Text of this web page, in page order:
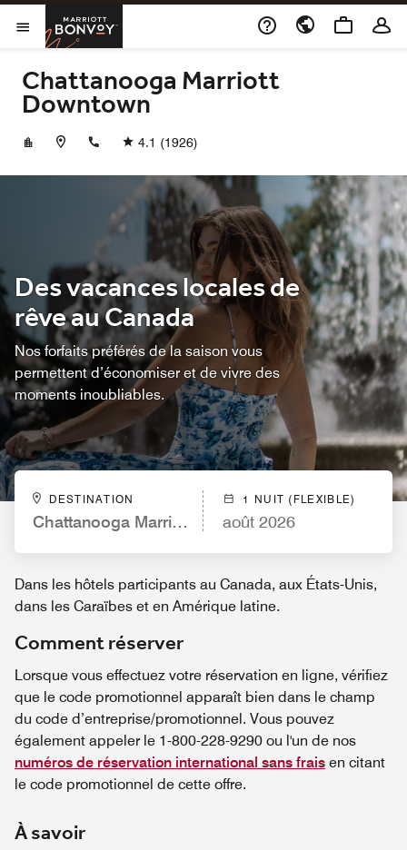
Skip to Content
Ouvrir le menu
Marriott Bonvoy
Chattanooga Marriott
Downtown
+14237560002
4.1 (1926)
Des vacances locales de
rêve au Canada
Nos forfaits préférés de la saison vous
permettent d’économiser et de vivre des
moments inoubliables.
DESTINATION
Chattanooga Marriott Downtown
1 NUIT (FLEXIBLE)
août 2026
Dans les hôtels participants au Canada, aux États-Unis,
dans les Caraïbes et en Amérique latine.
Comment réserver
Lorsque vous effectuez votre réservation en ligne, vérifiez
que le code promotionnel apparaît bien dans le champ
du code d’entreprise/promotionnel. Vous pouvez
également appeler le 1-800-228-9290 ou l'un de nos
numéros de réservation international sans frais en citant
le code promotionnel de cette offre.
À savoir